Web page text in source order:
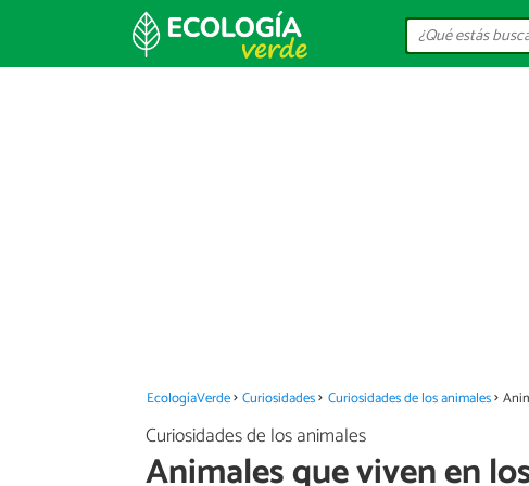
EcologíaVerde Curiosidades Curiosidades de los animales
Curiosidades de los animales
Animales que viven en